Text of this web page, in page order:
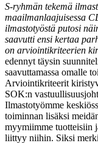
S-ryhmän tekemä
maailmanlaajuisessa
ilmastotyöstä putosi
saavutti ensi kertaa
on arviointikriteerien
edennyt täysin
saavuttamassa omalle
Arviointikriteerit
SOK:n
Ilmastotyömme
toiminnan lisäksi
myymiimme tuotteisiin
liittyy niihin. Siksi